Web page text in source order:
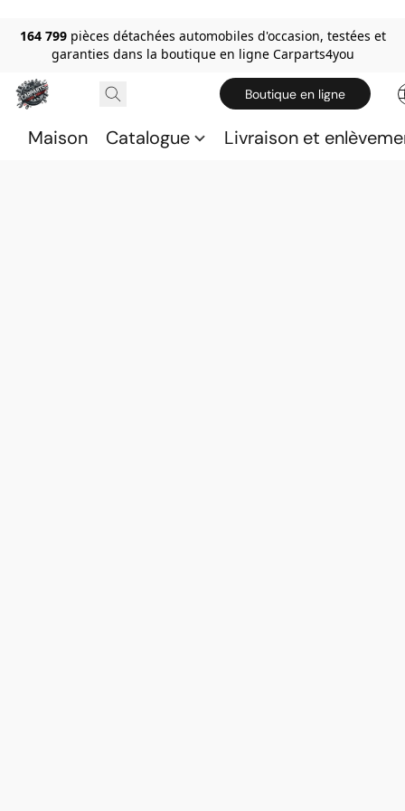
164 799 pièces détachées automobiles d'occasion, testées et
garanties dans la boutique en ligne Carparts4you
Boutique en ligne
Maison Catalogue Livraison et